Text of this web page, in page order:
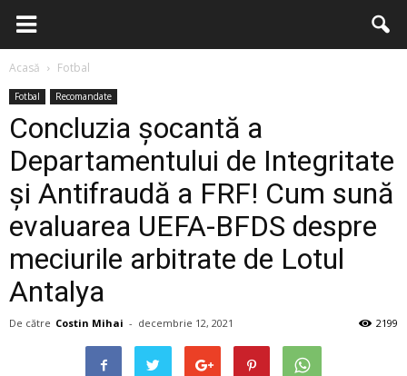
Acasă Fotbal
Fotbal Recomandate
Concluzia șocantă a
Departamentului de Integritate
și Antifraudă a FRF! Cum sună
evaluarea UEFA-BFDS despre
meciurile arbitrate de Lotul
Antalya
De către Costin Mihai - decembrie 12, 2021 2199